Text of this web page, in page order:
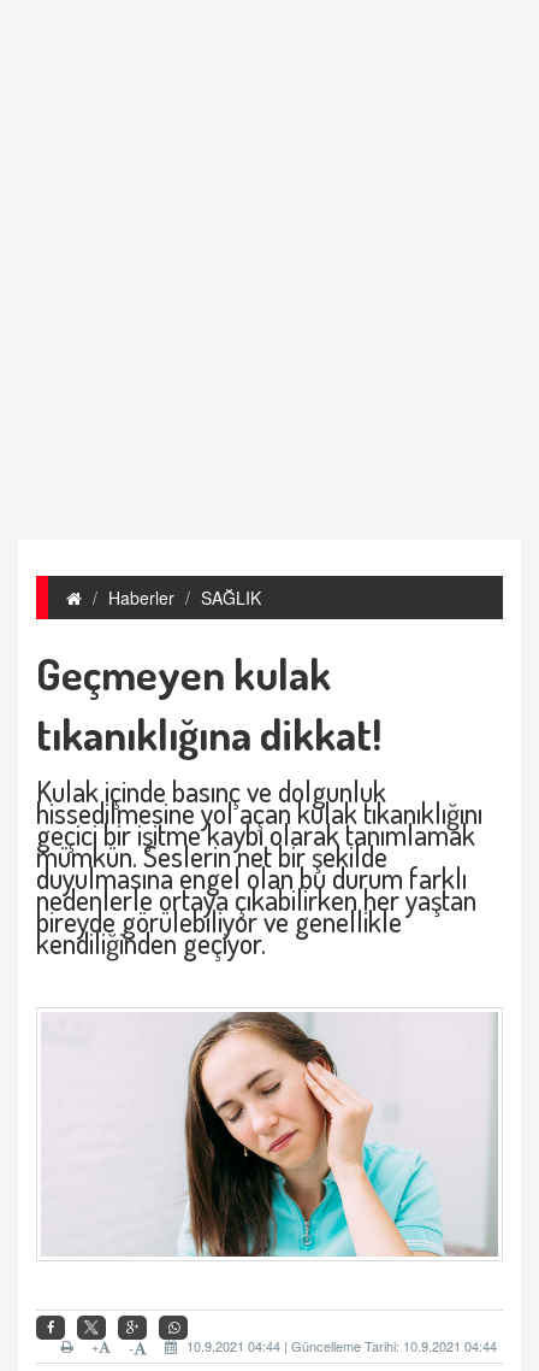
Haberler SAĞLIK
Geçmeyen kulak
tıkanıklığına dikkat!
Kulak içinde basınç ve dolgunluk
hissedilmesine yol açan kulak tıkanıklığını
geçici bir işitme kaybı olarak tanımlamak
mümkün. Seslerin net bir şekilde
duyulmasına engel olan bu durum farklı
nedenlerle ortaya çıkabilirken her yaştan
bireyde görülebiliyor ve genellikle
kendiliğinden geçiyor.
10.9.2021 04:44 | Güncelleme Tarihi: 10.9.2021 04:44
-
+